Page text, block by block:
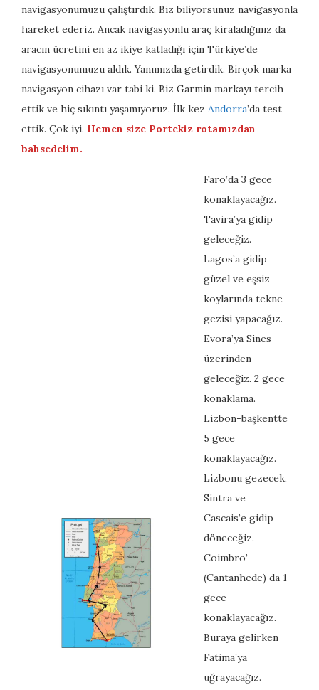
navigasyonumuzu çalıştırdık. Biz biliyorsunuz navigasyonla
hareket ederiz. Ancak navigasyonlu araç kiraladığınız da
aracın ücretini en az ikiye katladığı için Türkiye’de
navigasyonumuzu aldık. Yanımızda getirdik. Birçok marka
navigasyon cihazı var tabi ki. Biz Garmin markayı tercih
ettik ve hiç sıkıntı yaşamıyoruz. İlk kez Andorra’da test
ettik. Çok iyi. Hemen size Portekiz rotamızdan
bahsedelim.
Faro’da 3 gece
konaklayacağız.
Tavira’ya gidip
geleceğiz.
Lagos’a gidip
güzel ve eşsiz
koylarında tekne
gezisi yapacağız.
Evora’ya Sines
üzerinden
geleceğiz. 2 gece
konaklama.
Lizbon-başkentte
5 gece
konaklayacağız.
Lizbonu gezecek,
Sintra ve
Cascais’e gidip
döneceğiz.
Coimbro’
(Cantanhede) da 1
gece
konaklayacağız.
Buraya gelirken
Fatima’ya
uğrayacağız.